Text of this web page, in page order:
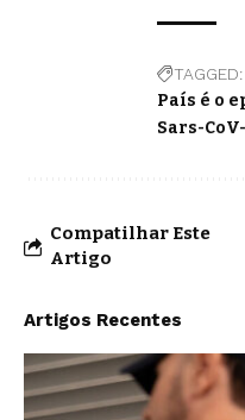
TAGGED:
País é o
Sars-
Compatilhar Este
Artigo
Artigos Recentes